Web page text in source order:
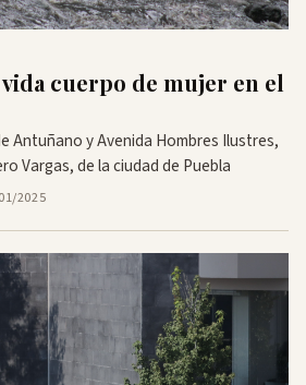
cuerpo de mujer en el
Antuñano y Avenida Hombres Ilustres,
Vargas, de la ciudad de Puebla
2025